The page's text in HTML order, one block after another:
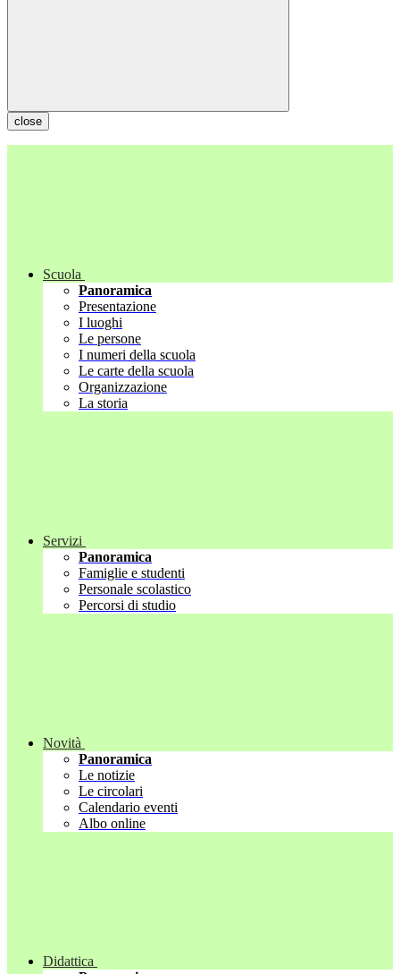
close
Scuola
Panoramica
Presentazione
I luoghi
Le persone
I numeri della scuola
Le carte della scuola
Organizzazione
La storia
Servizi
Panoramica
Famiglie e studenti
Personale scolastico
Percorsi di studio
Novità
Panoramica
Le notizie
Le circolari
Calendario eventi
Albo online
Didattica